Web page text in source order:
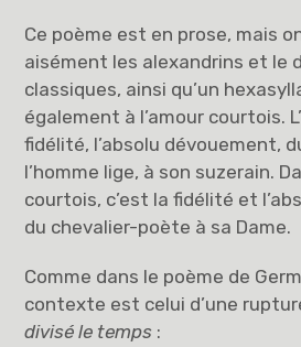
Ce poème est en prose, mais
aisément les alexandrins et le
classiques, ainsi qu’un
également à l’amour courtois.
fidélité, l’absolu dévouement,
l’homme lige, à son suzerain.
courtois, c’est la fidélité et
du chevalier-poète à sa Dame.
Comme dans le poème de
contexte est celui d’une
divisé le temps :